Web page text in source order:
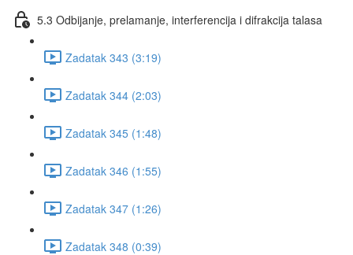
5.3 Odbijanje, prelamanje, interferencija i difrakcija talasa
Zadatak 343 (3:19)
Zadatak 344 (2:03)
Zadatak 345 (1:48)
Zadatak 346 (1:55)
Zadatak 347 (1:26)
Zadatak 348 (0:39)